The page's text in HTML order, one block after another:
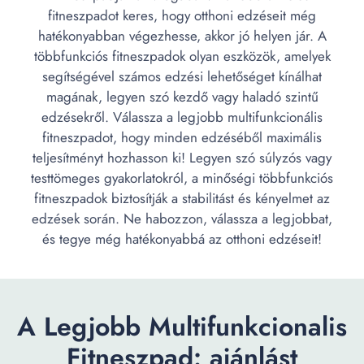
fitneszpadot keres, hogy otthoni edzéseit még
hatékonyabban végezhesse, akkor jó helyen jár. A
többfunkciós fitneszpadok olyan eszközök, amelyek
segítségével számos edzési lehetőséget kínálhat
magának, legyen szó kezdő vagy haladó szintű
edzésekről. Válassza a legjobb multifunkcionális
fitneszpadot, hogy minden edzéséből maximális
teljesítményt hozhasson ki! Legyen szó súlyzós vagy
testtömeges gyakorlatokról, a minőségi többfunkciós
fitneszpadok biztosítják a stabilitást és kényelmet az
edzések során. Ne habozzon, válassza a legjobbat,
és tegye még hatékonyabbá az otthoni edzéseit!
A Legjobb Multifunkcionalis